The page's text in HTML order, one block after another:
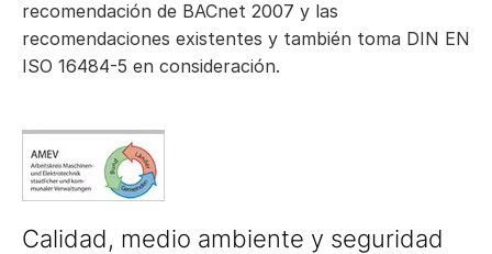
recomendación de BACnet 2007 y las
recomendaciones existentes y también toma DIN EN
ISO 16484-5 en consideración.
Calidad, medio ambiente y seguridad